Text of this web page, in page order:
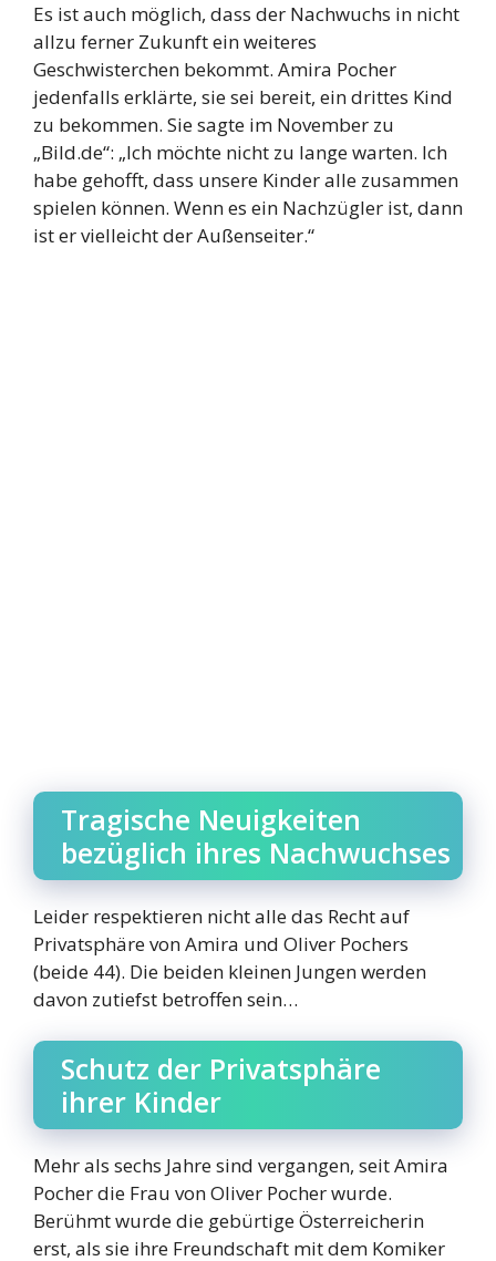
Es ist auch möglich, dass der Nachwuchs in nicht
allzu ferner Zukunft ein weiteres
Geschwisterchen bekommt. Amira Pocher
jedenfalls erklärte, sie sei bereit, ein drittes Kind
zu bekommen. Sie sagte im November zu
„Bild.de“: „Ich möchte nicht zu lange warten. Ich
habe gehofft, dass unsere Kinder alle zusammen
spielen können. Wenn es ein Nachzügler ist, dann
ist er vielleicht der Außenseiter.“
Tragische Neuigkeiten
bezüglich ihres Nachwuchses
Leider respektieren nicht alle das Recht auf
Privatsphäre von Amira und Oliver Pochers
(beide 44). Die beiden kleinen Jungen werden
davon zutiefst betroffen sein…
Schutz der Privatsphäre
ihrer Kinder
Mehr als sechs Jahre sind vergangen, seit Amira
Pocher die Frau von Oliver Pocher wurde.
Berühmt wurde die gebürtige Österreicherin
erst, als sie ihre Freundschaft mit dem Komiker